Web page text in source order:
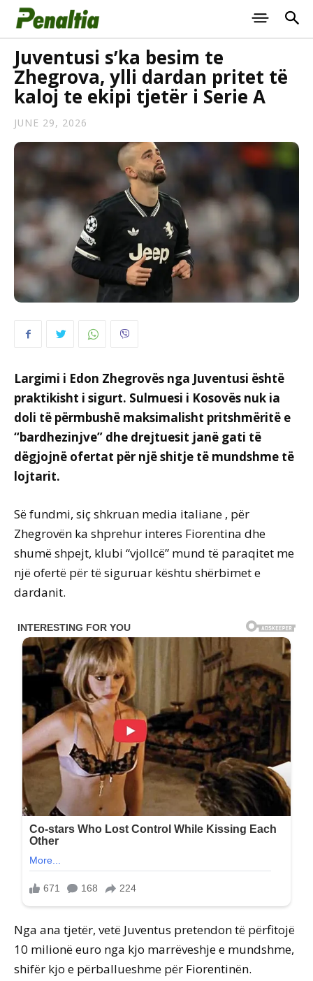
Juventusi s’ka besim te
Zhegrova, ylli dardan pritet të
kaloj te ekipi tjetër i Serie A
JUNE 29, 2026
Largimi i Edon Zhegrovës nga Juventusi është
praktikisht i sigurt. Sulmuesi i Kosovës nuk ia
doli të përmbushë maksimalisht pritshmëritë e
“bardhezinjve” dhe drejtuesit janë gati të
dëgjojnë ofertat për një shitje të mundshme të
lojtarit.
Së fundmi, siç shkruan media italiane , për
Zhegrovën ka shprehur interes Fiorentina dhe
shumë shpejt, klubi “vjollcë” mund të paraqitet me
një ofertë për të siguruar kështu shërbimet e
dardanit.
Nga ana tjetër, vetë Juventus pretendon të përfitojë
10 milionë euro nga kjo marrëveshje e mundshme,
shifër kjo e përballueshme për Fiorentinën.